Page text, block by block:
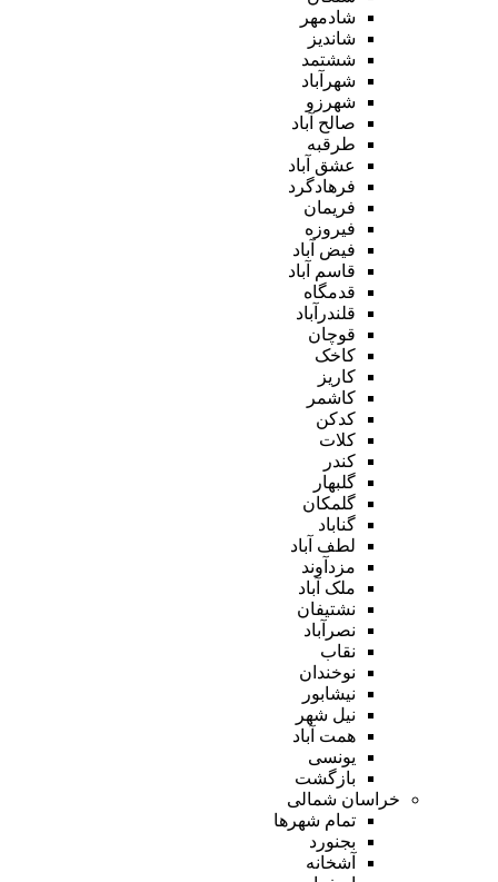
شادمهر
شاندیز
ششتمد
شهرآباد
شهرزو
صالح آباد
طرقبه
عشق آباد
فرهادگرد
فریمان
فیروزه
فیض آباد
قاسم آباد
قدمگاه
قلندرآباد
قوچان
کاخک
کاریز
کاشمر
کدکن
کلات
کندر
گلبهار
گلمکان
گناباد
لطف آباد
مزدآوند
ملک آباد
نشتیفان
نصرآباد
نقاب
نوخندان
نیشابور
نیل شهر
همت آباد
یونسی
بازگشت
خراسان شمالی
تمام شهر‌ها
بجنورد
آشخانه